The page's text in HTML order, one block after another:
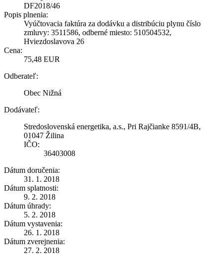
DF2018/46
Popis plnenia:
Vyúčtovacia faktúra za dodávku a distribúciu plynu číslo
zmluvy: 3511586, odberné miesto: 510504532,
Hviezdoslavova 26
Cena:
75,48 EUR
Odberateľ:
Obec Nižná
Dodávateľ:
Stredoslovenská energetika, a.s., Pri Rajčianke 8591/4B,
01047 Žilina
IČO:
36403008
Dátum doručenia:
31. 1. 2018
Dátum splatnosti:
9. 2. 2018
Dátum úhrady:
5. 2. 2018
Dátum vystavenia:
26. 1. 2018
Dátum zverejnenia:
27. 2. 2018